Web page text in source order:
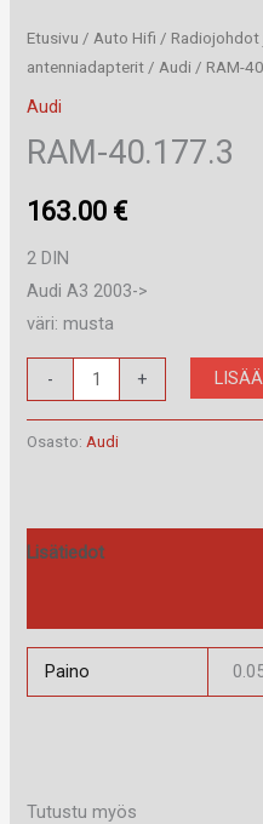
Etusivu / Auto Hifi / Radiojohdot
antenniadapterit / Audi / RAM-
Audi
RAM-40.177.3
163.00 €
2 DIN
Audi A3 2003->
väri: musta
-
40.177.3
määrä
+
Osasto:Audi
Lisätiedot
Paino
Tutustu myös